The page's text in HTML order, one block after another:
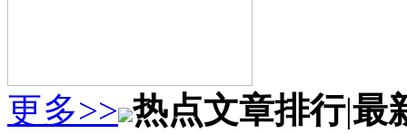
更多>> 热点文章排行|最